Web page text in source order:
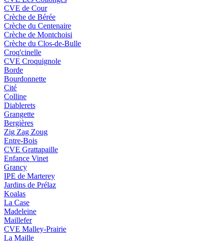
CVE de Cour
Crèche de Bérée
Crèche du Centenaire
Crèche de Montchoisi
Crèche du Clos-de-Bulle
Croq'cinelle
CVE Croquignole
Borde
Bourdonnette
Cité
Colline
Diablerets
Grangette
Bergières
Zig Zag Zoug
Entre-Bois
CVE Grattapaille
Enfance Vinet
Grancy
IPE de Marterey
Jardins de Prélaz
Koalas
La Case
Madeleine
Maillefer
CVE Malley-Prairie
La Maille